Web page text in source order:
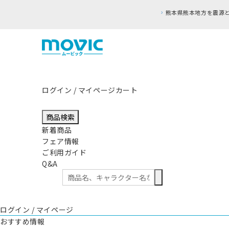
ログイン / マイページカート
商品検索
新着商品
フェア情報
ご利用ガイド
Q&A
ログイン / マイページ
おすすめ情報